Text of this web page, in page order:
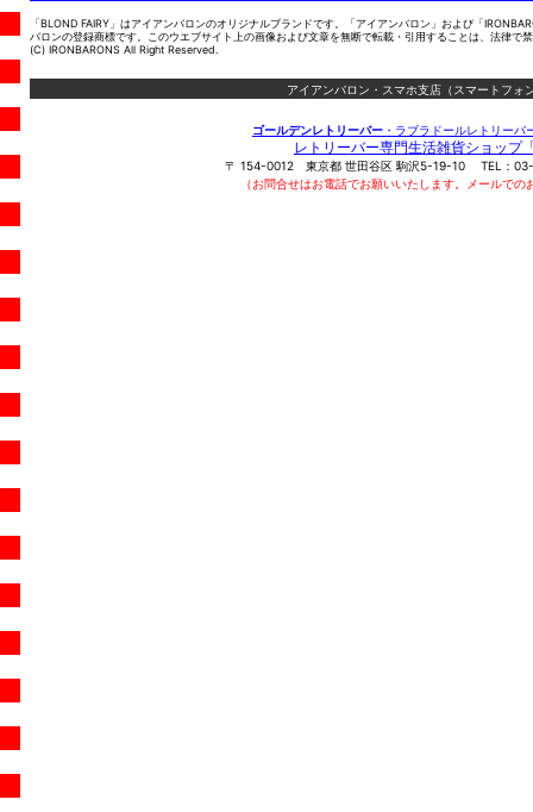
「BLOND FAIRY」はアイアンバロンのオリジナルブランドです。「アイアンバロン」および「
バロンの登録商標です。このウエブサイト上の画像および文章を無断で転載・引用することは、法律で
(C) IRONBARONS All Right Reserved.
アイアンバロン・スマホ支店（スマートフォ
ゴールデンレトリーバー ・ラブラドールレトリー
レトリーバー専門生活雑貨ショップ
〒 154-0012 東京都 世田谷区 駒沢5-19-10 TEL：
（お問合せはお電話でお願いいたします。メールで